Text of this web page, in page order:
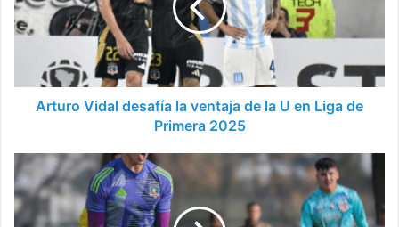
ventaja
de
en
2025
Arturo Vidal desafía la ventaja de la U en Liga de
Primera 2025
7
colocolinos
en
la